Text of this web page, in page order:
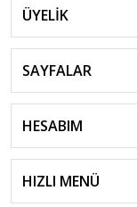
ÜYELİK
SAYFALAR
HESABIM
HIZLI MENÜ